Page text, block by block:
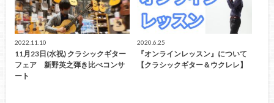
2022.11.10
11月23日(水祝) クラシックギター
フェア 新野英之弾き比べコンサ
ート
2020.6.25
『オンラインレッスン』について
【クラシックギター＆ウクレレ】